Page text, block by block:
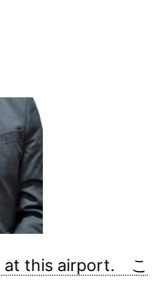
at this airport. こ